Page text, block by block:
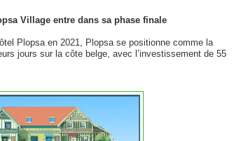
Village entre dans sa phase finale
Plopsa en 2021, Plopsa se positionne comme la
jours sur la côte belge, avec l’investissement de 55